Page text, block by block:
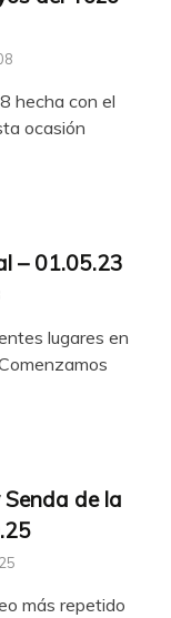
hecha con el
ocasión
– 01.05.23
lugares en
de la
más repetido